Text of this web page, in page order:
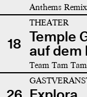
Anthems
18
THEATER
Temple
auf dem
Team Tam Tam